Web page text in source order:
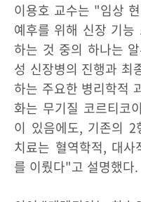
이용호 교수는 "임상
예후를 위해 신장 기
하는 것 중의 하나는
성 신장병의 진행과 최
하는 주요한 병리학적
화는 무기질 코르티코
이 있음에도, 기존의
치료는 혈역학적, 대
를 이뤘다"고 설명했다.